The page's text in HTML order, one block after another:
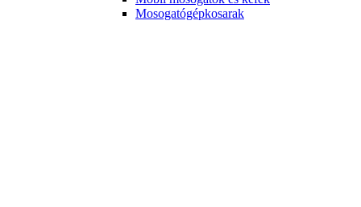
Mosogatógépkosarak